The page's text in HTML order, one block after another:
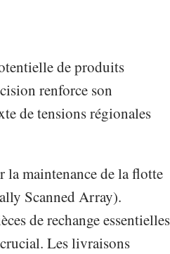
de produits
renforce son
de tensions régionales
la maintenance de la flotte
Scanned Array).
de rechange
Les livraisons